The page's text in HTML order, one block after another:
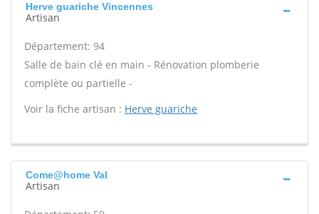
Herve guariche Vincennes
Artisan
Département: 94
Salle de bain clé en main - Rénovation plomberie
complète ou partielle -
Voir la fiche artisan : Herve guariche
Come@home Val
Artisan